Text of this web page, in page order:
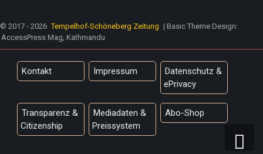
© 2017 - 2026 Tempelhof-Schöneberg Zeitung | Basic Theme Design:
AccessPress Mag, Kathmandu
Kontakt Impressum
Datenschutz &
ePrivacy
Transparenz &
Citizenship
Mediadaten &
Preissystem
Abo-Shop